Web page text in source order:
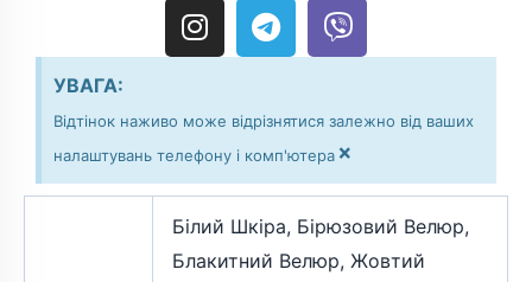
I
n
a
g
r
a
m
T
e
g
r
a
m
V
i
r
УВАГА:
Відтінок наживо може відрізнятися залежно від ваших
налаштувань телефону і комп'ютера ×
Білий Шкіра, Бірюзовий Велюр,
Блакитний Велюр, Жовтий